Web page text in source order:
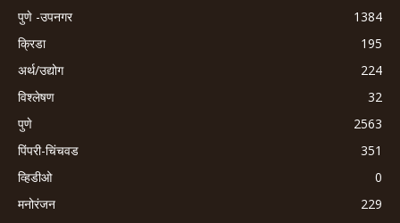
पुणे -उपनगर
1384
क्रिडा
195
अर्थ/उद्योग
224
विश्लेषण
32
पुणे
2563
पिंपरी-चिंचवड
351
व्हिडीओ
0
मनोरंजन
229